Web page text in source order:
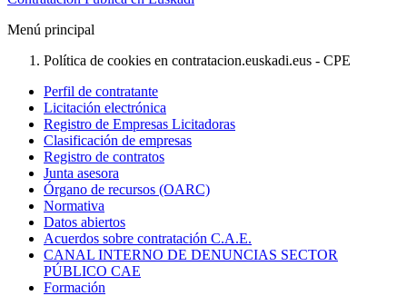
Menú principal
Política de cookies en contratacion.euskadi.eus - CPE
Perfil de contratante
Licitación electrónica
Registro de Empresas Licitadoras
Clasificación de empresas
Registro de contratos
Junta asesora
Órgano de recursos (OARC)
Normativa
Datos abiertos
Acuerdos sobre contratación C.A.E.
CANAL INTERNO DE DENUNCIAS SECTOR
PÚBLICO CAE
Formación